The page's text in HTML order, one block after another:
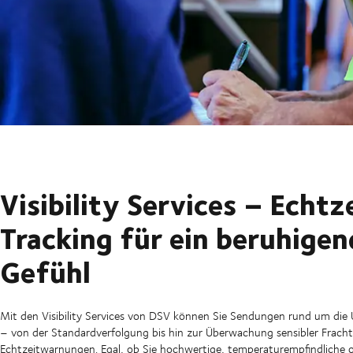
Visibility Services –
Tracking für ein
Gefühl
Mit den Visibility Services von DSV können Sie Sendungen rund um die
– von der Standardverfolgung bis hin zur Überwachung sensibler
Echtzeitwarnungen. Egal, ob Sie hochwertige, temperaturempfindliche